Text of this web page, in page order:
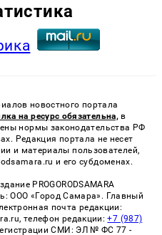
новостного портала
на ресурс обязательна, в
нормы законодательства РФ
Редакция портала не несет
и материалы пользователей,
и его субдоменах.
PROGORODSAMARA
ООО «Город Самара». Главный
почта редакции:
телефон редакции:+7 (987)
СМИ: ЭЛ № ФС 77 -